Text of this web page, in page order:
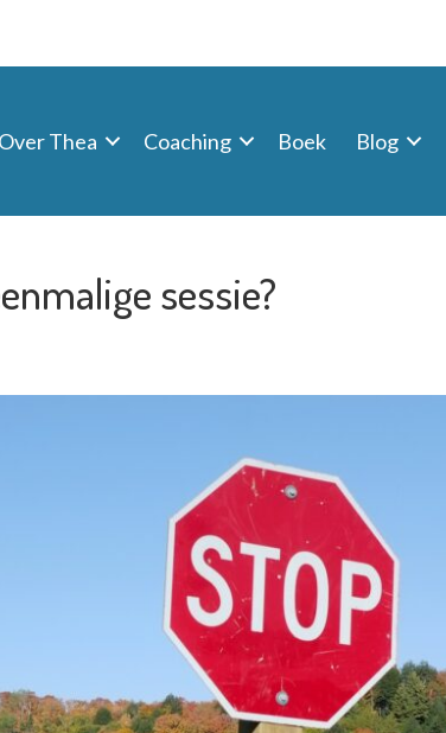
Over Thea Coaching Boek Blog
sessie?